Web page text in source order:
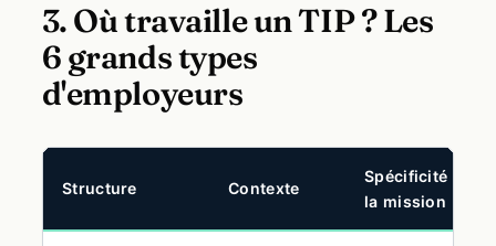
3. Où travaille un TIP ? Les
6 grands types
d'employeurs
Structure Contexte
Spécificité de
la mission